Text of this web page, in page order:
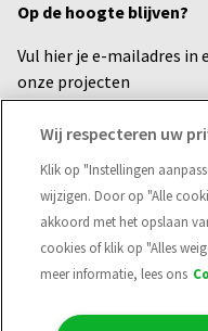
Op de hoogte blijven?
Vul hier je e-mailadres
onze projecten
Voornaam
E-mailadres*
Wij respecteren uw
Klik op "Instellingen
wijzigen. Door op "Alle
akkoord met het opslaan
cookies of klik op "Alles
meer informatie, lees ons